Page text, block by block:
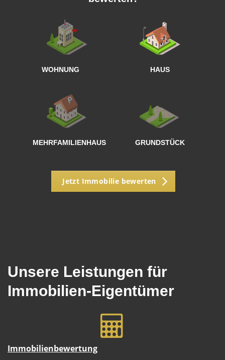
WOHNUNG HAUS
MEHRFAMILIENHAUS GRUNDSTÜCK
Jetzt Immobilie bewerten
Unsere Leistungen für
Immobilien-Eigentümer
Immobilienbewertung